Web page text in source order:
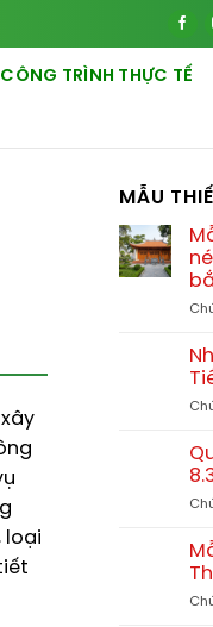
CÔNG TRÌNH THỰC TẾ
loại
MẪU